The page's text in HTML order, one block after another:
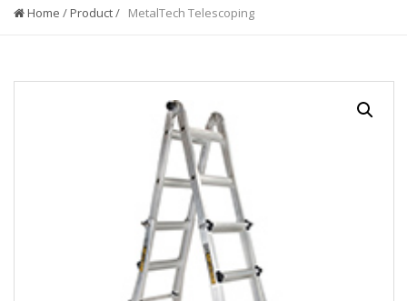
Home /Product/ MetalTech Telescoping